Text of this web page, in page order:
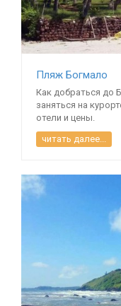
Пляж Богмало
Как добраться до
заняться на
отели и цены.
читать далее...